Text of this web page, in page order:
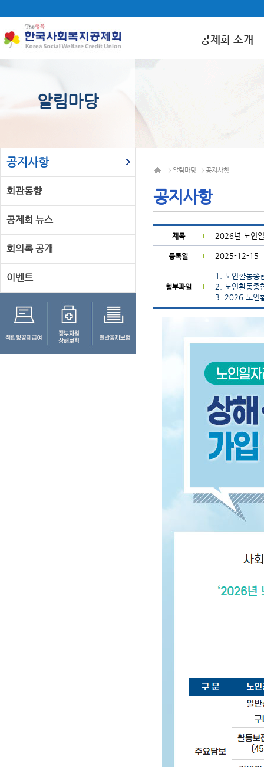
공제회 소개
알림마당
공지사항
회관동향
공제회 뉴스
회의록 공개
이벤트
> 알림마당 > 공지사항
공지사항
제목 2026년 노인
등록일 2025-12-15
첨부파일
1. 노인활동종
2. 노인활동종
3. 2026 노인